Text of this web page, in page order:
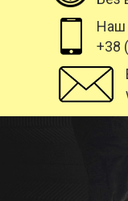
Наш
+38